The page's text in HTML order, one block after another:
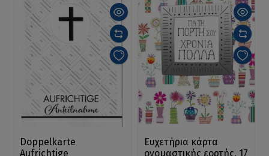
Doppelkarte
Aufrichtige
Ευχετήρια κάρτα
ονομαστικής εορτής, 17